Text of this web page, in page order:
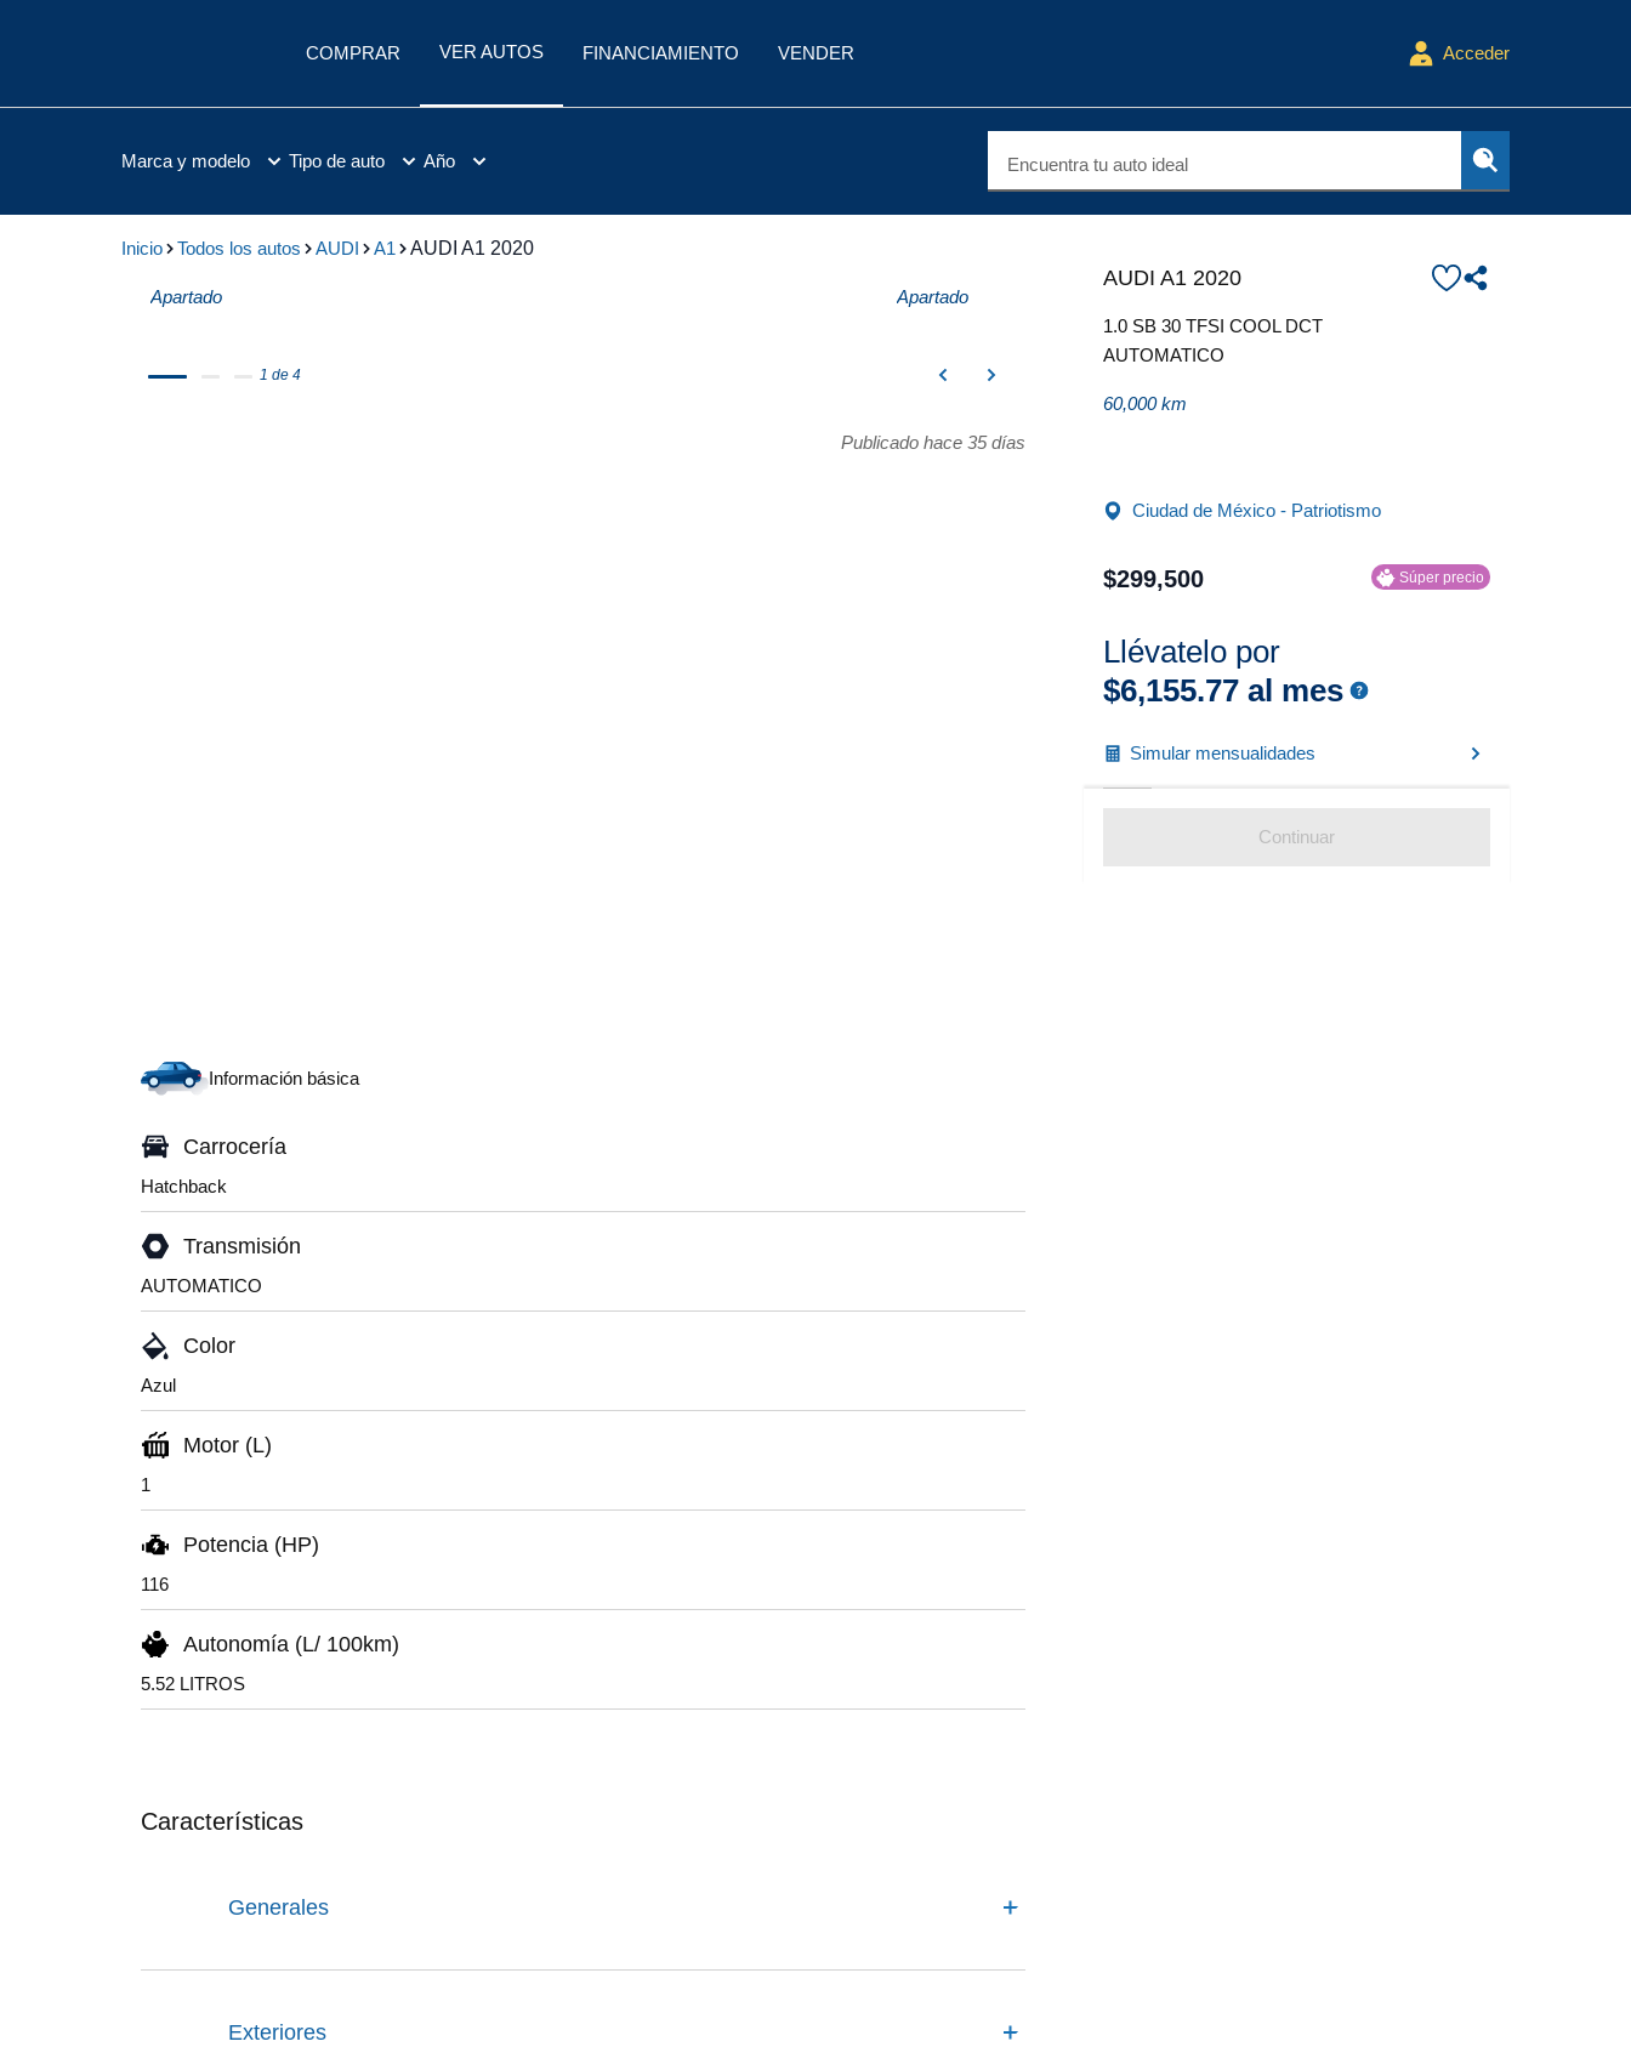
COMPRAR VER AUTOS FINANCIAMIENTO VENDER Acceder
Marca y modelo Tipo de auto Año Encuentra tu auto ideal
Inicio Todos los autos AUDI A1 AUDI A1 2020
Apartado Apartado
1 de 4
Publicado hace 35 días
AUDI A1 2020
1.0 SB 30 TFSI COOL DCT
AUTOMATICO
60,000 km
Ciudad de México - Patriotismo
$299,500 Súper precio
Llévatelo por
$6,155.77al mes
Simular mensualidades
Continuar
Información básica
Carrocería
Hatchback
Transmisión
AUTOMATICO
Color
Azul
Motor (L)
1
Potencia (HP)
116
Autonomía (L/ 100km)
5.52 LITROS
Características
Generales
Exteriores